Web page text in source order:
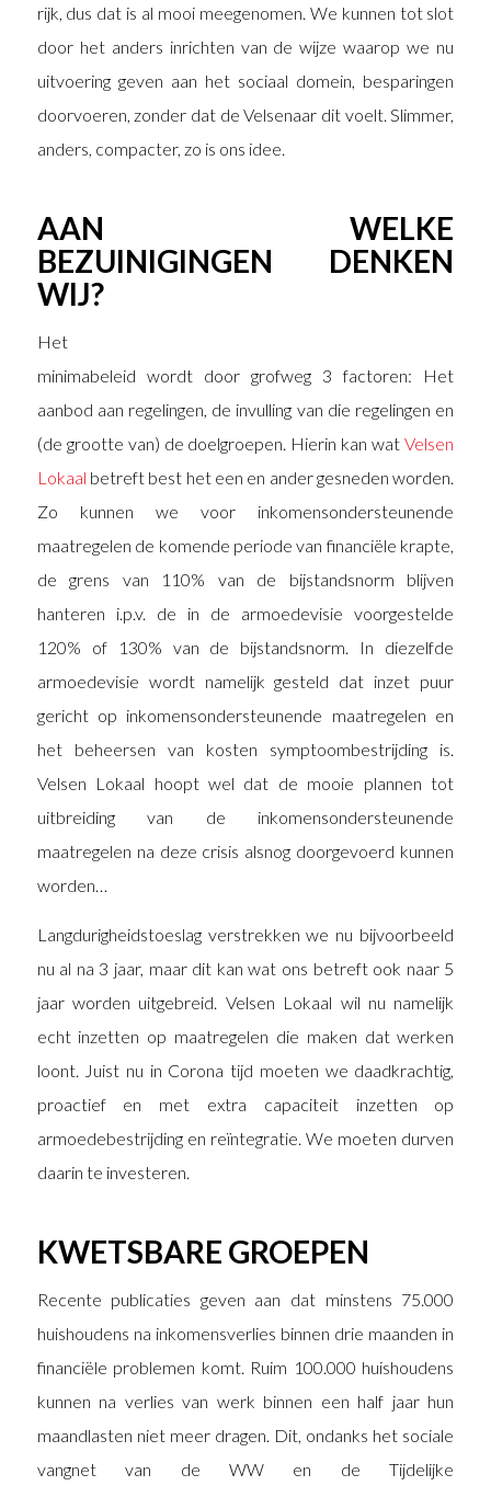
rijk, dus dat is al mooi meegenomen. We kunnen tot slot
door het anders inrichten van de wijze waarop we nu
uitvoering geven aan het sociaal domein, besparingen
doorvoeren, zonder dat de Velsenaar dit voelt. Slimmer,
anders, compacter, zo is ons idee.
AAN WELKE
BEZUINIGINGEN DENKEN
WIJ?
Het
minimabeleid wordt door grofweg 3 factoren: Het
aanbod aan regelingen, de invulling van die regelingen en
(de grootte van) de doelgroepen. Hierin kan watVelsen
Lokaal betreft best het een en ander gesneden worden.
Zo kunnen we voor inkomensondersteunende
maatregelen de komende periode van financiële krapte,
de grens van 110% van de bijstandsnorm blijven
hanteren i.p.v. de in de armoedevisie voorgestelde
120% of 130% van de bijstandsnorm. In diezelfde
armoedevisie wordt namelijk gesteld dat inzet puur
gericht op inkomensondersteunende maatregelen en
het beheersen van kosten symptoombestrijding is.
Velsen Lokaal hoopt wel dat de mooie plannen tot
uitbreiding van de inkomensondersteunende
maatregelen na deze crisis alsnog doorgevoerd kunnen
worden…
Langdurigheidstoeslag verstrekken we nu bijvoorbeeld
nu al na 3 jaar, maar dit kan wat ons betreft ook naar 5
jaar worden uitgebreid. Velsen Lokaal wil nu namelijk
echt inzetten op maatregelen die maken dat werken
loont. Juist nu in Corona tijd moeten we daadkrachtig,
proactief en met extra capaciteit inzetten op
armoedebestrijding en reïntegratie. We moeten durven
daarin te investeren.
KWETSBARE GROEPEN
Recente publicaties geven aan dat minstens 75.000
huishoudens na inkomensverlies binnen drie maanden in
financiële problemen komt. Ruim 100.000 huishoudens
kunnen na verlies van werk binnen een half jaar hun
maandlasten niet meer dragen. Dit, ondanks het sociale
vangnet van de WW en de Tijdelijke